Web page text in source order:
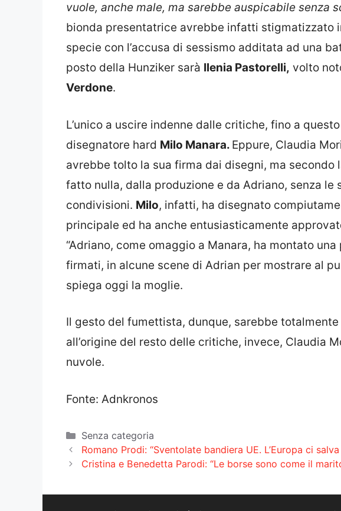
vuole, anche male, ma sarebbe auspicabile senza
bionda presentatrice avrebbe infatti stigmatizzato
specie con l’accusa di sessismo additata ad una
posto della Hunziker sarà Ilenia Pastorelli, volto
Verdone.
L’unico a uscire indenne dalle critiche, fino a
disegnatore hard Milo Manara. Eppure, Claudia
avrebbe tolto la sua firma dai disegni, ma secondo
fatto nulla, dalla produzione e da Adriano, senza le
condivisioni. Milo, infatti, ha disegnato
principale ed ha anche entusiasticamente
“Adriano, come omaggio a Manara, ha montato
firmati, in alcune scene di Adrian per mostrare al
spiega oggi la moglie.
Il gesto del fumettista, dunque, sarebbe
all’origine del resto delle critiche, invece, Claudia
nuvole.
Fonte: Adnkronos
Categorie
Senza categoria
Romano Prodi: “Sventolate bandiera UE. L’Europa ci
Cristina e Benedetta Parodi: “Le borse sono come il